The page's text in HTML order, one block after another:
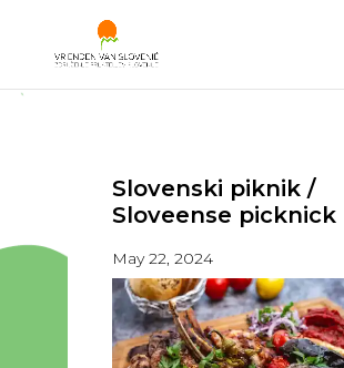
Slovenski piknik /
Sloveense picknick
May 22, 2024